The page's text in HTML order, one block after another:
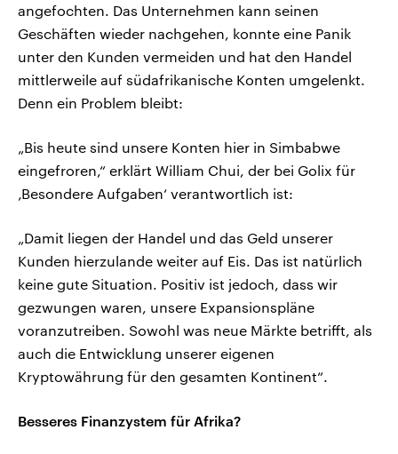
angefochten. Das Unternehmen kann seinen
Geschäften wieder nachgehen, konnte eine Panik
unter den Kunden vermeiden und hat den Handel
mittlerweile auf südafrikanische Konten umgelenkt.
Denn ein Problem bleibt:
„Bis heute sind unsere Konten hier in Simbabwe
eingefroren,“ erklärt William Chui, der bei Golix für
‚Besondere Aufgaben‘ verantwortlich ist:
„Damit liegen der Handel und das Geld unserer
Kunden hierzulande weiter auf Eis. Das ist natürlich
keine gute Situation. Positiv ist jedoch, dass wir
gezwungen waren, unsere Expansionspläne
voranzutreiben. Sowohl was neue Märkte betrifft, als
auch die Entwicklung unserer eigenen
Kryptowährung für den gesamten Kontinent“.
Besseres Finanzystem für Afrika?